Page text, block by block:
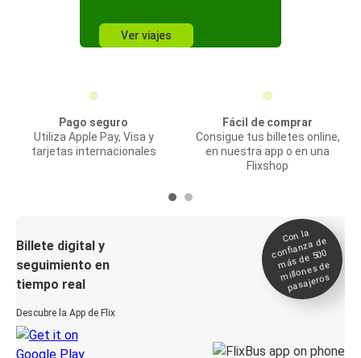
Ver viajes
Pago seguro
Utiliza Apple Pay, Visa y
tarjetas internacionales
Fácil de comprar
Consigue tus billetes online,
en nuestra app o en una
Flixshop
Billete digital y
seguimiento en
tiempo real
Descubre la App de Flix
Con la
confianza de
más de 500
millones de
pasajeros